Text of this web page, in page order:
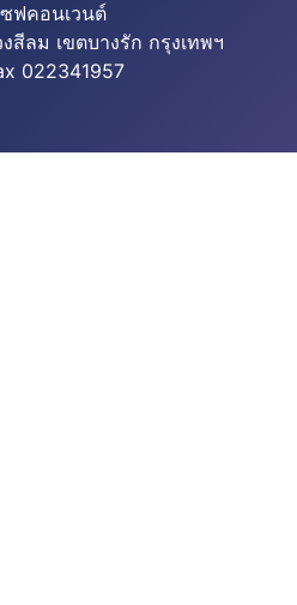
ซฟคอนเวนต์
ลม เขตบางรัก กรุงเทพฯ
022341957